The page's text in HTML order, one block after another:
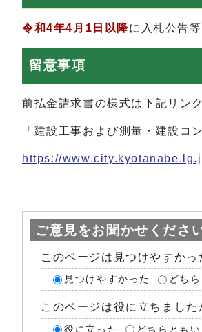
令和4年4月1日以降に入札公告
留意事項
前払金請求書の様式は下記リン
「建設工事および測量・建設コ
https://
ご意見をお聞かせくださ
このページは見つけやすかっ
見つけやすかった どち
このページは役に立ちました
役に立った どちらとも